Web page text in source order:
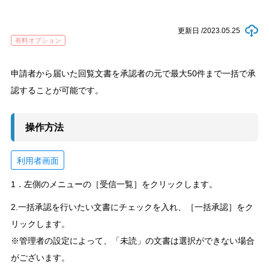
有料オプション
更新日 /2023.05.25
申請者から届いた回覧文書を承認者の元で最大50件まで一括で承
認することが可能です。
操作方法
利用者画面
1．左側のメニューの［受信一覧］をクリックします。
2.一括承認を行いたい文書にチェックを入れ、［一括承認］をク
リックします。
※管理者の設定によって、「未読」の文書は選択ができない場合
がございます。